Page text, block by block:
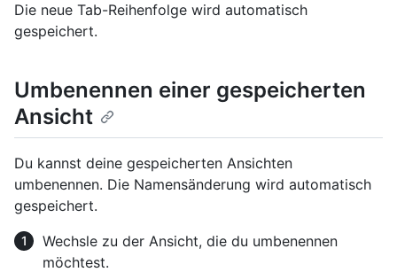
Die neue Tab-Reihenfolge wird automatisch
gespeichert.
Umbenennen einer gespeicherten
Ansicht
Du kannst deine gespeicherten Ansichten
umbenennen. Die Namensänderung wird automatisch
gespeichert.
Wechsle zu der Ansicht, die du umbenennen
möchtest.